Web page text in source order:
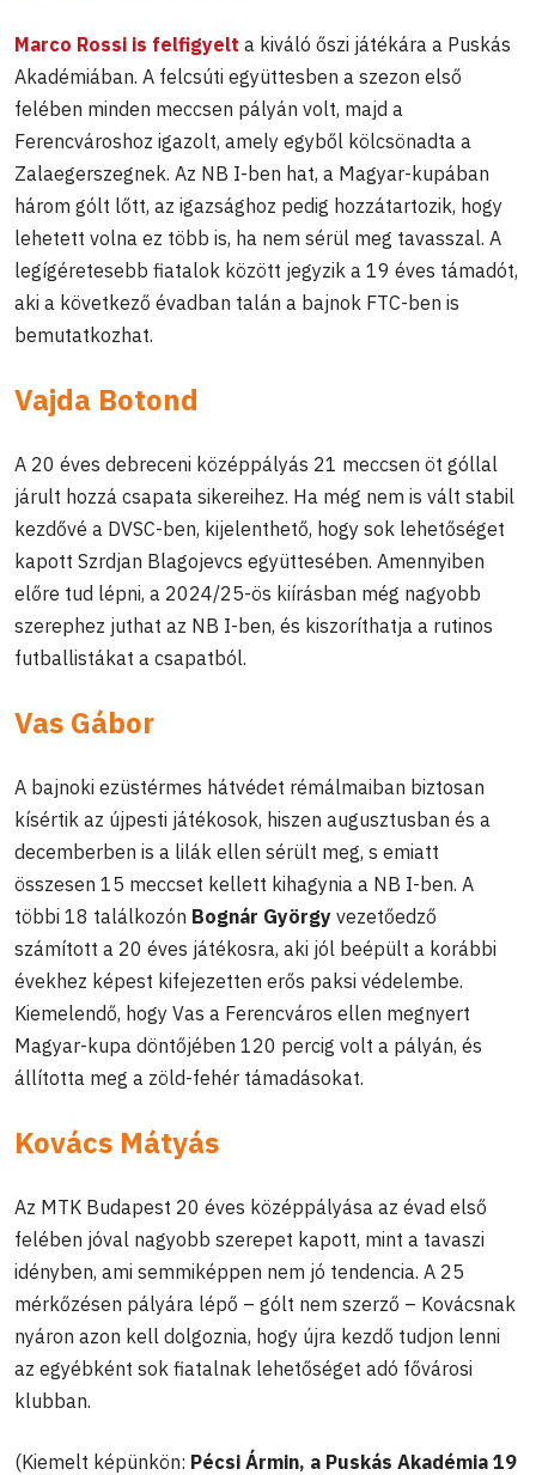
Marco Rossi is felfigyelt a kiváló őszi játékára a Puskás
Akadémiában. A felcsúti együttesben a szezon első
felében minden meccsen pályán volt, majd a
Ferencvároshoz igazolt, amely egyből kölcsönadta a
Zalaegerszegnek. Az NB I-ben hat, a Magyar-kupában
három gólt lőtt, az igazsághoz pedig hozzátartozik, hogy
lehetett volna ez több is, ha nem sérül meg tavasszal. A
legígéretesebb fiatalok között jegyzik a 19 éves támadót,
aki a következő évadban talán a bajnok FTC-ben is
bemutatkozhat.
Vajda Botond
A 20 éves debreceni középpályás 21 meccsen öt góllal
járult hozzá csapata sikereihez. Ha még nem is vált stabil
kezdővé a DVSC-ben, kijelenthető, hogy sok lehetőséget
kapott Szrdjan Blagojevcs együttesében. Amennyiben
előre tud lépni, a 2024/25-ös kiírásban még nagyobb
szerephez juthat az NB I-ben, és kiszoríthatja a rutinos
futballistákat a csapatból.
Vas Gábor
A bajnoki ezüstérmes hátvédet rémálmaiban biztosan
kísértik az újpesti játékosok, hiszen augusztusban és a
decemberben is a lilák ellen sérült meg, s emiatt
összesen 15 meccset kellett kihagynia a NB I-ben. A
többi 18 találkozón Bognár György vezetőedző
számított a 20 éves játékosra, aki jól beépült a korábbi
évekhez képest kifejezetten erős paksi védelembe.
Kiemelendő, hogy Vas a Ferencváros ellen megnyert
Magyar-kupa döntőjében 120 percig volt a pályán, és
állította meg a zöld-fehér támadásokat.
Kovács Mátyás
Az MTK Budapest 20 éves középpályása az évad első
felében jóval nagyobb szerepet kapott, mint a tavaszi
idényben, ami semmiképpen nem jó tendencia. A 25
mérkőzésen pályára lépő – gólt nem szerző – Kovácsnak
nyáron azon kell dolgoznia, hogy újra kezdő tudjon lenni
az egyébként sok fiatalnak lehetőséget adó fővárosi
klubban.
(Kiemelt képünkön: Pécsi Ármin, a Puskás Akadémia 19